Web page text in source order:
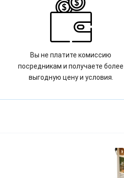
Вы не платите комиссию
посредникам и получаете более
выгодную цену и условия.